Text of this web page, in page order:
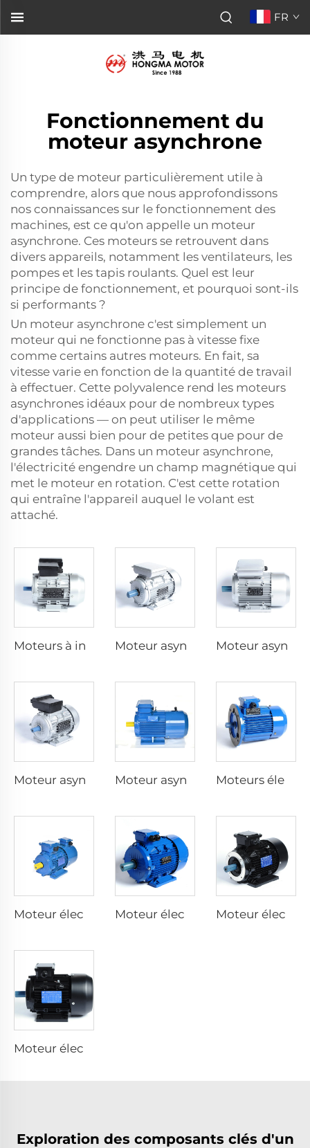
FR
Fonctionnement du
moteur asynchrone
Un type de moteur particulièrement utile à
comprendre, alors que nous approfondissons
nos connaissances sur le fonctionnement des
machines, est ce qu'on appelle un moteur
asynchrone. Ces moteurs se retrouvent dans
divers appareils, notamment les ventilateurs, les
pompes et les tapis roulants. Quel est leur
principe de fonctionnement, et pourquoi sont-ils
si performants ?
Un moteur asynchrone c'est simplement un
moteur qui ne fonctionne pas à vitesse fixe
comme certains autres moteurs. En fait, sa
vitesse varie en fonction de la quantité de travail
à effectuer. Cette polyvalence rend les moteurs
asynchrones idéaux pour de nombreux types
d'applications — on peut utiliser le même
moteur aussi bien pour de petites que pour de
grandes tâches. Dans un moteur asynchrone,
l'électricité engendre un champ magnétique qui
met le moteur en rotation. C'est cette rotation
qui entraîne l'appareil auquel le volant est
attaché.
Moteurs électriques à vitesse variable
Exploration des composants clés d'un